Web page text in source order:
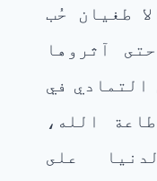
طغيان حُب
آثروها
التمادي في
الله،
على